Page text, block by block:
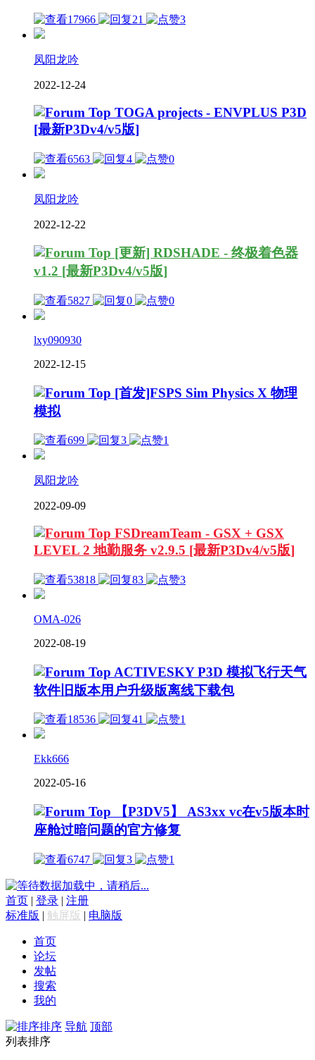
17966 21 3
凤阳龙吟
2022-12-24
TOGA projects - ENVPLUS P3D
[最新P3Dv4/v5版]
6563 4 0
凤阳龙吟
2022-12-22
[更新] RDSHADE - 终极着色器
v1.2 [最新P3Dv4/v5版]
5827 0 0
lxy090930
2022-12-15
[首发]FSPS Sim Physics X 物理
模拟
699 3 1
凤阳龙吟
2022-09-09
FSDreamTeam - GSX + GSX
LEVEL 2 地勤服务 v2.9.5 [最新P3Dv4/v5版]
53818 83 3
OMA-026
2022-08-19
ACTIVESKY P3D 模拟飞行天气
软件旧版本用户升级版离线下载包
18536 41 1
Ekk666
2022-05-16
【P3DV5】 AS3xx vc在v5版本时
座舱过暗问题的官方修复
6747 3 1
数据加载中，请稍后...
首页 | 登录 | 注册
标准版 | 触屏版 | 电脑版
首页
论坛
发帖
搜索
我的
排序 导航 顶部
列表排序